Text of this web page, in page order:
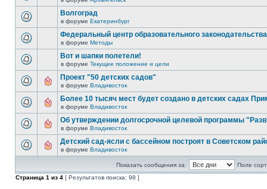
Волгоград
в форуме Екатеринбург
Федеральный центр образовательного
в форуме Методы
Вот и шапки полетели!
в форуме Текущее положение и цели
Проект "50 детских садов"
в форуме Владивосток
Более 10 тысяч мест будет создано в детских садах
в форуме Владивосток
Об утверждении долгосрочной целевой программы
в форуме Владивосток
Детский сад-ясли с бассейном построят в Советском
в форуме Владивосток
Показать сообщения за:
Поле
Страница 1 из 4 [ Результатов поиска: 98 ]